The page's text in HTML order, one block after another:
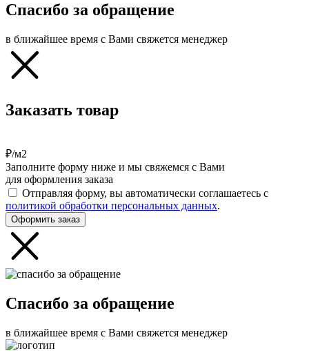
Спасибо за обращение
в ближайшее время с Вами свяжется менеджер
Заказать товар
₽/м2
Заполните форму ниже и мы свяжемся с Вами
для оформления заказа
Отправляя форму, вы автоматически соглашаетесь с
политикой обработки персональных данных.
Оформить заказ
Спасибо за обращение
в ближайшее время с Вами свяжется менеджер